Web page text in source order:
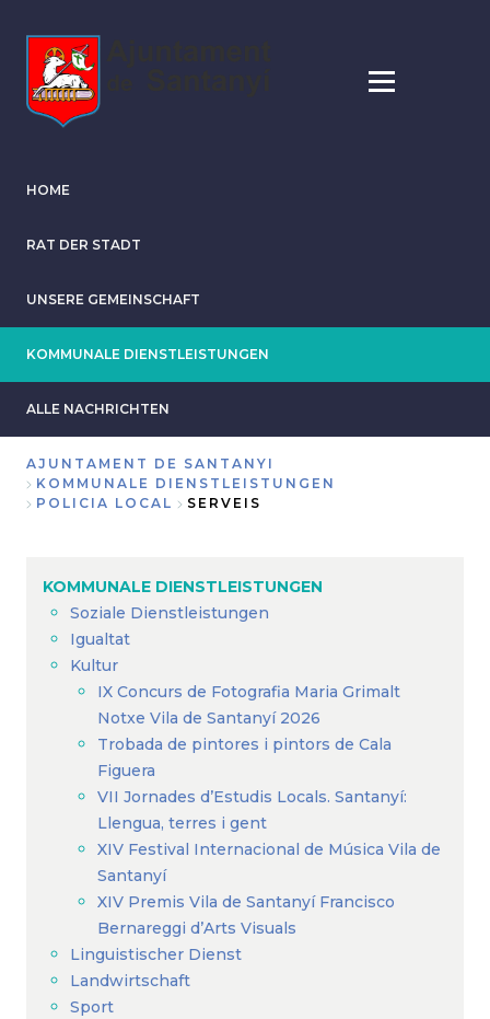
zum
Inhalt
HOME
RAT DER STADT
UNSERE GEMEINSCHAFT
KOMMUNALE DIENSTLEISTUNGEN
ALLE NACHRICHTEN
Breadcrumb
AJUNTAMENT DE SANTANYI
KOMMUNALE DIENSTLEISTUNGEN
POLICIA LOCAL
SERVEIS
KOMMUNALE DIENSTLEISTUNGEN
Soziale Dienstleistungen
Igualtat
Kultur
IX Concurs de Fotografia Maria Grimalt
Notxe Vila de Santanyí 2026
Trobada de pintores i pintors de Cala
Figuera
VII Jornades d’Estudis Locals. Santanyí:
Llengua, terres i gent
XIV Festival Internacional de Música Vila de
Santanyí
XIV Premis Vila de Santanyí Francisco
Bernareggi d’Arts Visuals
Linguistischer Dienst
Landwirtschaft
Sport